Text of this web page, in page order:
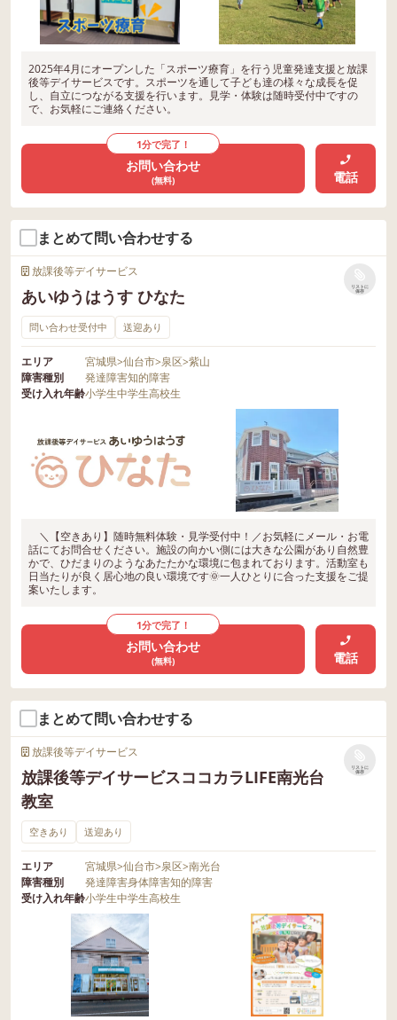
2025年4月にオープンした「スポーツ療育」を行う児童発達支援と放課
後等デイサービスです。スポーツを通して子ども達の様々な成長を促
し、自立につながる支援を行います。見学・体験は随時受付中ですの
で、お気軽にご連絡ください。
1分で完了！
お問い合わせ
(無料) 電話
まとめて問い合わせする
放課後等デイサービス
あいゆうはうす ひなた
リストに
保存
問い合わせ受付中 送迎あり
エリア 宮城県>仙台市>泉区>紫山
障害種別
発達障害知的障害
受け入れ年齢小学生中学生高校生
＼【空きあり】随時無料体験・見学受付中！／お気軽にメール・お電
話にてお問合せください。施設の向かい側には大きな公園があり自然豊
かで、ひだまりのようなあたたかな環境に包まれております。活動室も
日当たりが良く居心地の良い環境です🌞一人ひとりに合った支援をご提
案いたします。
1分で完了！
お問い合わせ
(無料) 電話
まとめて問い合わせする
放課後等デイサービス
放課後等デイサービスココカラLIFE南光台
教室
リストに
保存
空きあり 送迎あり
エリア 宮城県>仙台市>泉区>南光台
障害種別
発達障害身体障害知的障害
受け入れ年齢小学生中学生高校生